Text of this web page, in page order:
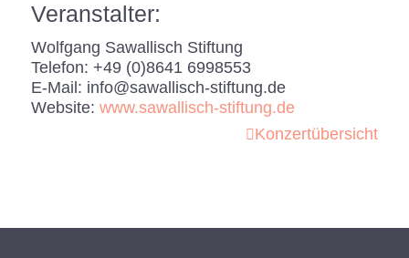
Veranstalter:
Wolfgang Sawallisch Stiftung
Telefon: +49 (0)8641 6998553
E-Mail: info@sawallisch-stiftung.de
Website: www.sawallisch-stiftung.de
Konzertübersicht